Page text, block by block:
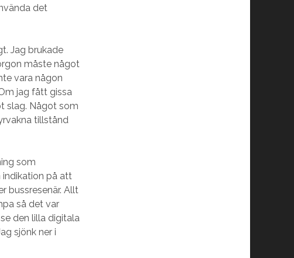
det
Jag brukade
måste något
vara någon
jag fått gissa
slag. Något som
tillstånd
som
indikation på att
bussresenär. Allt
så det var
den lilla digitala
sjönk ner i